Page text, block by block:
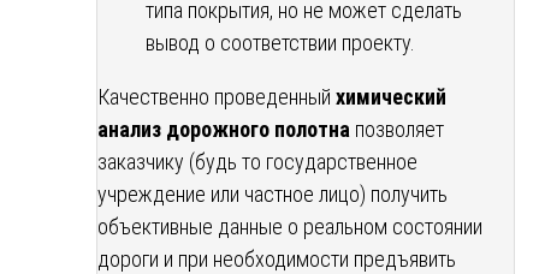
типа покрытия, но не может сделать
вывод о соответствии проекту.
Качественно проведенный химический
анализ дорожного полотна позволяет
заказчику (будь то государственное
учреждение или частное лицо) получить
объективные данные о реальном состоянии
дороги и при необходимости предъявить